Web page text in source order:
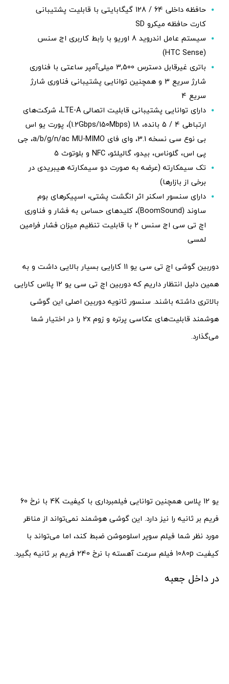
حافظه داخلی 64 / 128 گیگابایتی با قابلیت پشتیبانی
کارت حافظه میکرو SD
سیستم عامل اندروید 8 اوریو با رابط کاربری اج سنس
(HTC Sense)
باتری غیرقابل دسترس 3,500 میلی‌آمپر ساعتی با فناوری
شارژ سریع 3 و همچنین توانایی پشتیبانی فناوری شارژ
سریع 4
دارای توانایی پشتیبانی قابلیت‌ اتصالی LTE-A، شرکت‌های
ارتباطی 4 / 5 بانده، 18 (1.2Gbps/150Mbps)، پورت یو اس
بی نوع سی نسخه 3.1، وای فای a/b/g/n/ac MU-MIMO، جی
پی اس، گلوناس، بیدو، گالیلئو، NFC و بلوتوث 5
تک سیمکارته (عرضه به صورت دو سیمکارته هیبریدی در
برخی از بازارها)
دارای سنسور اسکنر اثر انگشت پشتی، اسپیکرهای بوم
ساوند (BoomSound)، کلیدهای حساس به فشار و فناوری
اچ تی سی اج سنس 2 با قابلیت تنظیم میزان فشار فرامین
لمسی
دوربین گوشی اچ تی سی یو 11 کارایی بسیار بالایی داشت و به
همین دلیل انتظار داریم که دوربین اچ تی سی یو 12 پلاس کارایی
بالاتری داشته باشند. سنسور ثانویه دوربین اصلی این گوشی
هوشمند قابلیت‌های عکاسی پرتره و زوم 2x را در اختیار شما
می‌گذارد.
یو 12 پلاس همچنین توانایی فیلمبرداری با کیفیت 4K با نرخ 60
فریم بر ثانیه را نیز دارد. این گوشی هوشمند نمی‌تواند از مناظر
مورد نظر شما فیلم سوپر اسلوموشن ضبط کند، اما می‌تواند با
کیفیت 1080p فیلم سرعت آهسته با نرخ 240 فریم بر ثانیه بگیرد.
در داخل جعبه